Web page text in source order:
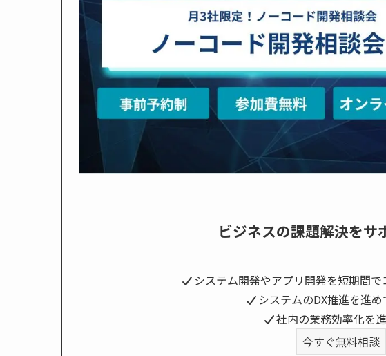
ビジネスの課題解決をサ
システム開発やアプリ開発を短期間
システムのDX推進を進
社内の業務効率化を
今すぐ無料相談